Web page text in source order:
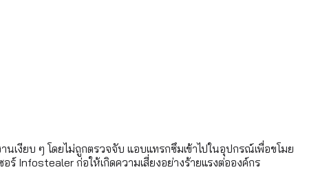
งียบ ๆ โดยไม่ถูกตรวจจับ แอบแทรกซึมเข้าไปในอุปกรณ์เพื่อขโมย
ร์ Infostealer ก่อให้เกิดความเสี่ยงอย่างร้ายแรงต่อองค์กร